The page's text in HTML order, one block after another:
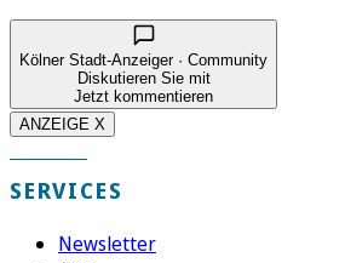
Kölner Stadt-Anzeiger · Community
Diskutieren Sie mit
Jetzt kommentieren
ANZEIGE X
SERVICES
Newsletter